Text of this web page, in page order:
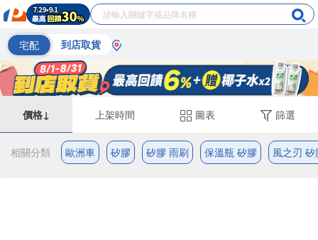
宅配 到店取貨
價格↓ 上架時間 圖表 篩選
相關分類 歐洲車 矽膠 矽膠 雨刷 保溫瓶 矽膠 風之刃 矽